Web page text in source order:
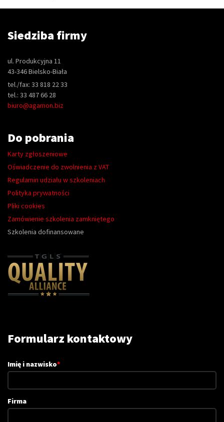
Siedziba firmy
ul. Produkcyjna 11
43-346 Bielsko-Biała
tel./fax: 33 818 22 33
tel.: 33 487 66 28
biuro@agamon.biz
Do pobrania
Karty zgłoszeniowe
Oświadczenie do zwolnienia z VAT
Regulamin udziału w szkoleniach
Polityka prywatności
Pliki cookies
Zamówienie szkolenia zamkniętego
Szkolenia dofinansowane
Formularz kontaktowy
Imię i nazwisko*
Firma